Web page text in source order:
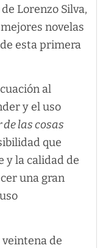
de Lorenzo Silva,
novelas
esta primera
al
y el uso
de las cosas
que
y la calidad de
una gran
veintena de